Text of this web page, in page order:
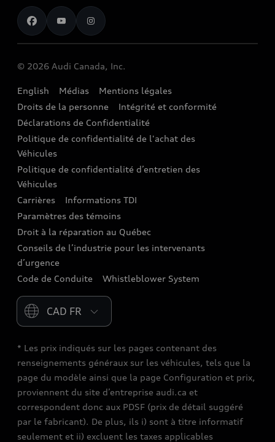
Restez au courant
Services Financiers Audi
Audi Boutique
Accessoires
Audi connect
Assistance routière
Audi Care
Centres de carrosserie Audi
Garanties Audi et couverture
Pour nous joindre
Rappels
© 2026 Audi Canada, Inc.
English Médias
Mentions légales
Droits de la personne
Intégrité et conformité
Déclarations de Confidentialité
Politique de confidentialité de l'achat des
Véhicules
Politique de confidentialité d’entretien des
Véhicules
Carrières
Informations TDI
Paramètres des témoins
Droit à la réparation au Québec
Conseils de l’industrie pour les intervenants
d’urgence
Code de Conduite
Whistleblower System
Please select country
* Les prix indiqués sur les pages contenant des
renseignements généraux sur les véhicules, tels que la
page du modèle ainsi que la page Configuration et prix,
proviennent du site d’entreprise audi.ca et
correspondent donc aux PDSF (prix de détail suggéré
par le fabricant). De plus, ils i) sont à titre informatif
seulement et ii) excluent les taxes applicables